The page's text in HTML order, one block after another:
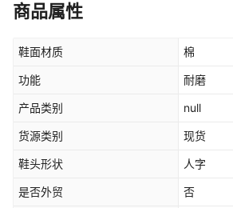
商品属性
鞋面材质 棉
功能 耐磨
产品类别 null
货源类别 现货
鞋头形状 人字
是否外贸 否